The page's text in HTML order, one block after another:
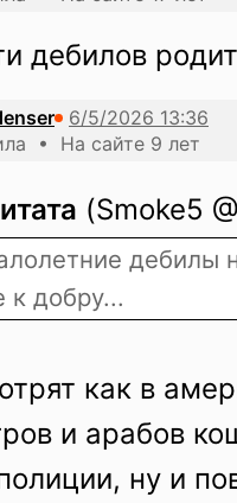
дебилов
• На сайте 9 лет
(Smoke5
дебилы
к добру...
как в
и арабов
ну и